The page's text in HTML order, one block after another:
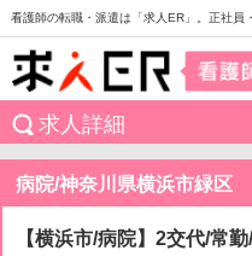
看護師の転職・派遣は「求人ER」。正社員
求人詳細
病院/神奈川県横浜市緑区
【横浜市/病院】2交代/常